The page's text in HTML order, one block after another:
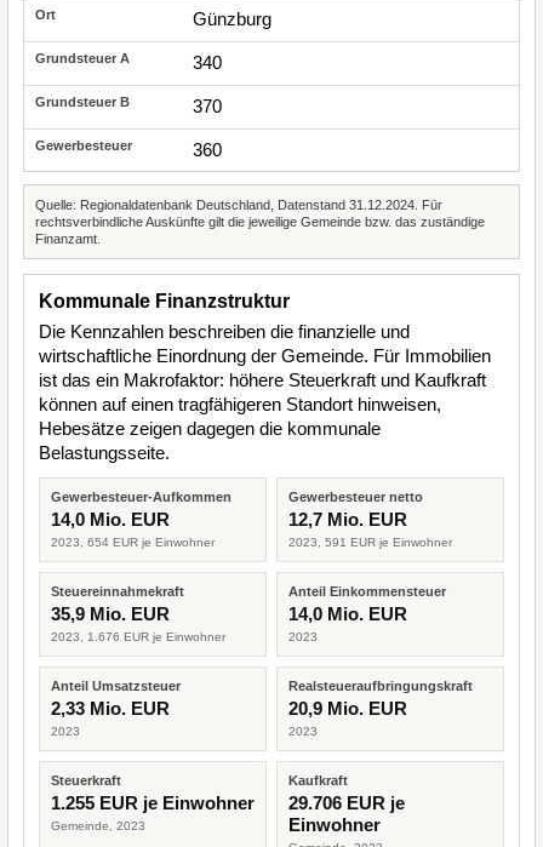
Günzburg
340
370
360
Quelle: Regionaldatenbank Deutschland, Datenstand 31.12.2024. Für
rechtsverbindliche Auskünfte gilt die jeweilige Gemeinde bzw. das zuständige
Finanzamt.
Kommunale Finanzstruktur
Die Kennzahlen beschreiben die finanzielle und
wirtschaftliche Einordnung der Gemeinde. Für Immobilien
ist das ein Makrofaktor: höhere Steuerkraft und Kaufkraft
können auf einen tragfähigeren Standort hinweisen,
Hebesätze zeigen dagegen die kommunale
Belastungsseite.
Gewerbesteuer-Aufkommen
14,0 Mio. EUR
2023, 654 EUR je Einwohner
Gewerbesteuer netto
12,7 Mio. EUR
2023, 591 EUR je Einwohner
Steuereinnahmekraft
35,9 Mio. EUR
2023, 1.676 EUR je Einwohner
Anteil Einkommensteuer
14,0 Mio. EUR
2023
Anteil Umsatzsteuer
2,33 Mio. EUR
2023
Realsteueraufbringungskraft
20,9 Mio. EUR
2023
Steuerkraft
1.255 EUR je Einwohner
Gemeinde, 2023
Kaufkraft
29.706 EUR je
Einwohner